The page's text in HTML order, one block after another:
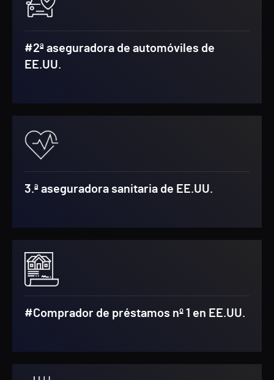
#2ª aseguradora de automóviles de
EE.UU.
3.ª aseguradora sanitaria de EE.UU.
#Comprador de préstamos nº 1 en EE.UU.